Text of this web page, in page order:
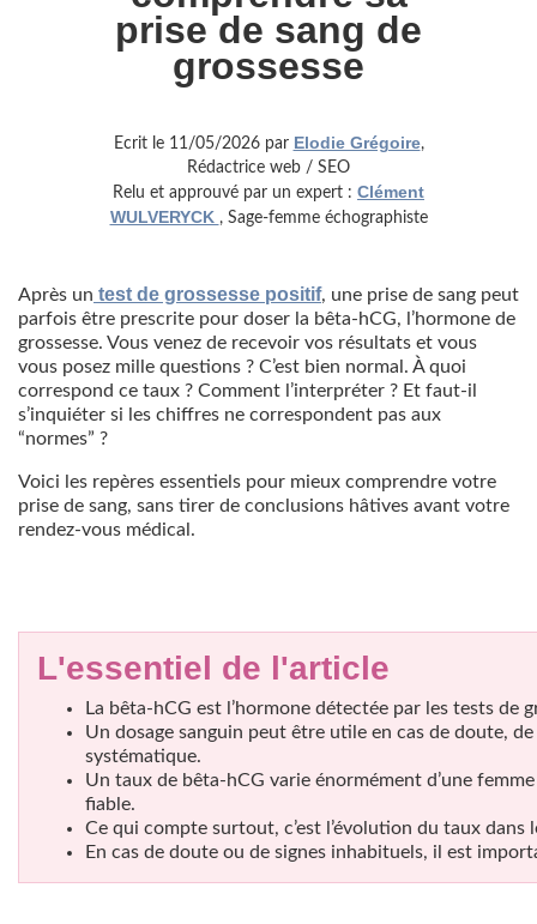
prise de sang de
grossesse
Ecrit le 11/05/2026 par Elodie Grégoire,
Rédactrice web / SEO
Relu et approuvé par un expert : Clément
WULVERYCK , Sage-femme échographiste
Après un test de grossesse positif, une prise de sang peut
parfois être prescrite pour doser la bêta-hCG, l’hormone de
grossesse. Vous venez de recevoir vos résultats et vous
vous posez mille questions ? C’est bien normal. À quoi
correspond ce taux ? Comment l’interpréter ? Et faut-il
s’inquiéter si les chiffres ne correspondent pas aux
“normes” ?
Voici les repères essentiels pour mieux comprendre votre
prise de sang, sans tirer de conclusions hâtives avant votre
rendez-vous médical.
L'essentiel de l'article
La bêta-hCG est l’hormone détectée par les tests de
Un dosage sanguin peut être utile en cas de doute,
systématique.
Un taux de bêta-hCG varie énormément d’une
fiable.
Ce qui compte surtout, c’est l’évolution du taux dans
En cas de doute ou de signes inhabituels, il est